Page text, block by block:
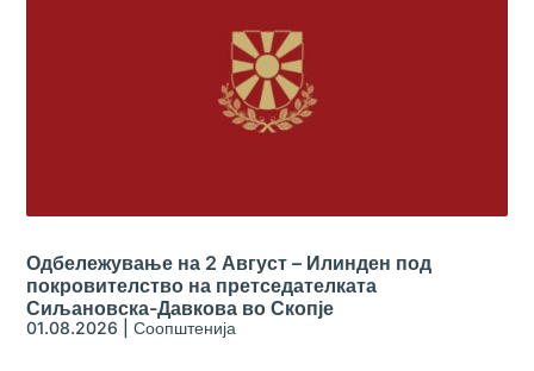
Одбележување на 2 Август – Илинден под
покровителство на претседателката
Сиљановска-Давкова во Скопје
01.08.2026 |Соопштенија